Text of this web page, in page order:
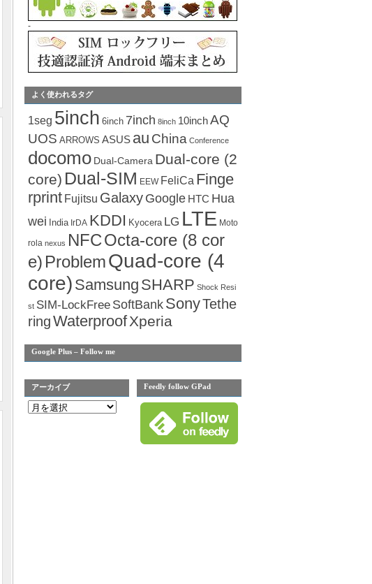
-
よく使われるタグ
1seg 5inch 6inch 7inch 8inch 10inchAQ
UOS ARROWS ASUS au China Conference
docomo Dual-Camera Dual-core (2
core) Dual-SIM EEW FeliCa Finge
rprint Fujitsu Galaxy Google HTC Hua
wei India IrDA KDDI Kyocera LG LTE Moto
rola nexus NFCOcta-core (8 cor
e) ProblemQuad-core (4
core) Samsung SHARP Shock Resi
st SIM-LockFree SoftBank SonyTethe
ringWaterproofXperia
Google Plus – Follow me
アーカイブ Feedly follow GPad